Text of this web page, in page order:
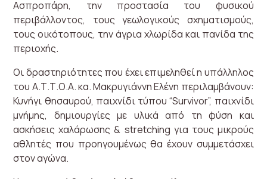
Ασπροπάρη, την προστασία του φυσικού
περιβάλλοντος, τους γεωλογικούς σχηματισμούς,
τους οικότοπους, την άγρια χλωρίδα και πανίδα της
περιοχής.
Οι δραστηριότητες που έχει επιμεληθεί η υπάλληλος
του Α.Τ.Τ.Ο.Α. κα. Μακρυγιάννη Ελένη περιλαμβάνουν:
Κυνήγι θησαυρού, παιχνίδι τύπου “Survivor”, παιχνίδι
μνήμης, δημιουργίες με υλικά από τη φύση και
ασκήσεις χαλάρωσης & stretching για τους μικρούς
αθλητές που προηγουμένως θα έχουν συμμετάσχει
στον αγώνα.